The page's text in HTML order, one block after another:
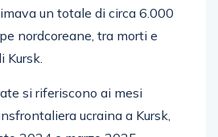
un totale di circa 6.000
nordcoreane, tra morti e
Kursk.
si riferiscono ai mesi
ucraina a Kursk,